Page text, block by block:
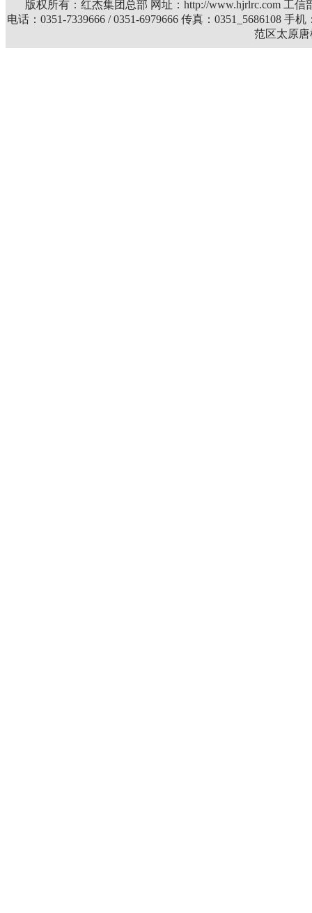
版权所有：红杰集团总部 网址：http://www.hjrlrc.com 工信
电话：0351-7339666 / 0351-6979666 传真：0351_5686108 手
范区太原